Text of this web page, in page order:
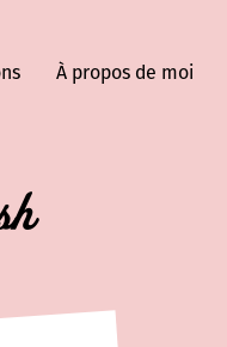
À propos de moi